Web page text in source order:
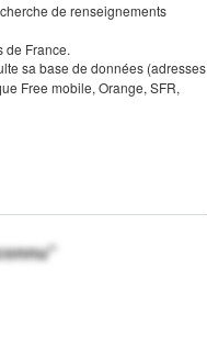
de renseignements
de France.
sa base de données (adresses
Free mobile, Orange, SFR,